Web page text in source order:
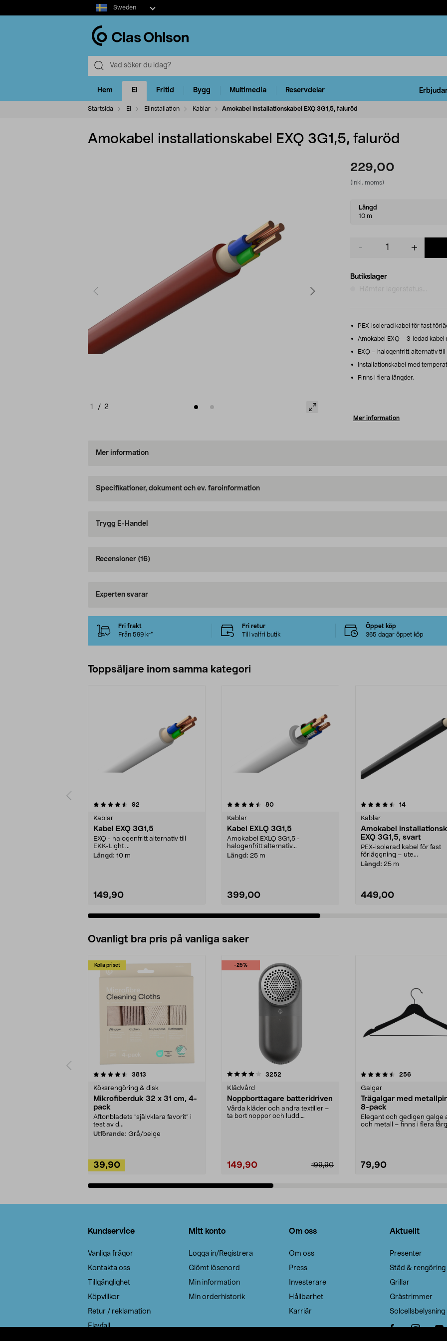
Select
market
Sweden
Hem El Fritid Bygg Multimedia Reservdelar
Startsida El Elinstallation Kablar Amokabel installationskabel EXQ 3G1,5, faluröd
Amokabel installationskabel EXQ 3G1,5, faluröd
1 / 2
229,00
(inkl. moms)
Select
variant
Längd
10 m
Butikslager
PEX-isolerad kabel för fast
Amokabel EXQ – 3-ledad
EXQ – halogenfritt alternativ till
Installationskabel med
Finns i flera längder.
Mer information
Mer information
Specifikationer, dokument och ev. faroinformation
Trygg E-Handel
Recensioner (16)
Experten svarar
Fri frakt
Från 599 kr*
Fri retur
Till valfri butik
Öppet köp
365 dagar öppet köp
Toppsäljare inom samma kategori
92
Kablar
Kabel EXQ 3G1,5
EXQ - halogenfritt alternativ till
EKK-Light ...
Längd: 10 m
149,90
4.5 av 5 stjärnor 80recensioner
Kablar
Kabel EXLQ 3G1,5
Amokabel EXLQ 3G1,5 -
halogenfritt alternativ...
Längd: 25 m
399,00
4.5 av 5 stjärnor 14recensioner
Kablar
Amokabel
EXQ 3G1,5, svart
PEX-isolerad kabel för fast
förläggning – ute...
Längd: 25 m
449,00
4.5 av 5 stjärnor
Ovanligt bra pris på vanliga saker
Kolla priset
3813
Köksrengöring & disk
Mikrofiberduk 32 x 31 cm, 4-
pack
Aftonbladets "självklara favorit” i
test av d...
Utförande: Grå/beige
39,90
-25%
4.0av 5 stjärnor 3252
Klädvård
Noppborttagare batteridriven
Vårda kläder och andra textilier –
ta bort noppor och ludd.
199,90
149,90
4.5av 5 stjärnor 256recensioner
Galgar
Trägalgar med
8-pack
Elegant och gedigen galge
och metall – finns i flera
79,90
4.0av 5 stjärnor
Kundservice
Vanliga frågor
Kontakta oss
Tillgänglighet
Köpvillkor
Retur / reklamation
Elavfall
Mitt konto
Logga in/Registrera
Glömt lösenord
Min information
Min orderhistorik
Om oss
Om oss
Press
Investerare
Hållbarhet
Karriär
Aktuellt
Presenter
Städ & rengöring
Grillar
Grästrimmer
Solcellsbelysning